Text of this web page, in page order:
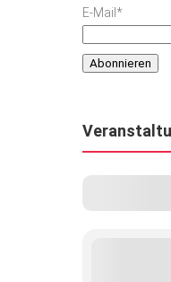
E-Mail*